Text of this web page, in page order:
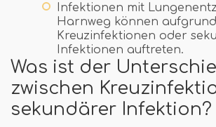
Infektionen mit
Harnweg können
Kreuzinfektionen oder
Infektionen auftreten.
Was ist der
zwischen
sekundärer Infektion?